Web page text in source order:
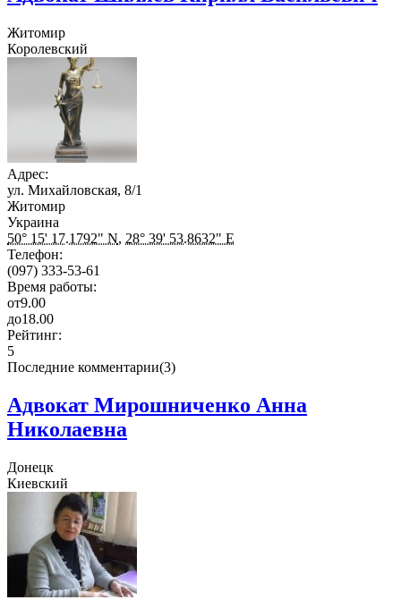
Житомир
Королевский
Адрес:
ул. Михайловская, 8/1
Житомир
Украина
50° 15' 17.1792" N, 28° 39' 53.8632" E
Телефон:
(097) 333-53-61
Время работы:
от9.00
до18.00
Рейтинг:
5
Последние комментарии(3)
Адвокат Мирошниченко Анна
Николаевна
Донецк
Киевский